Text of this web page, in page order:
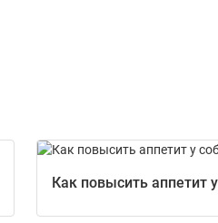
Как повысить аппетит